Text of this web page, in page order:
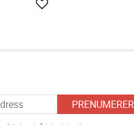
Lägg till i favoriter